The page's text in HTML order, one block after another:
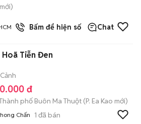
mới)
1đã bánBấm để hiện số Chat
Hoã Tiễn Đen
đ
phố Buôn Ma Thuột (P. Ea Kao mới)
Chấn 1 đã bán